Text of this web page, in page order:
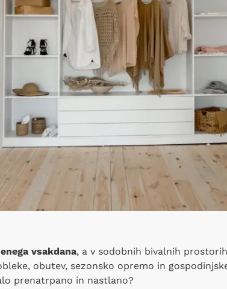
vsakdana, a v sodobnih bivalnih
obutev, sezonsko opremo in
prenatrpano in nastlano?